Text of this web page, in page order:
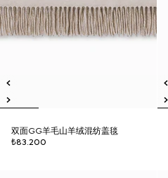
双面GG羊毛山羊绒混纺盖毯
₺83.200